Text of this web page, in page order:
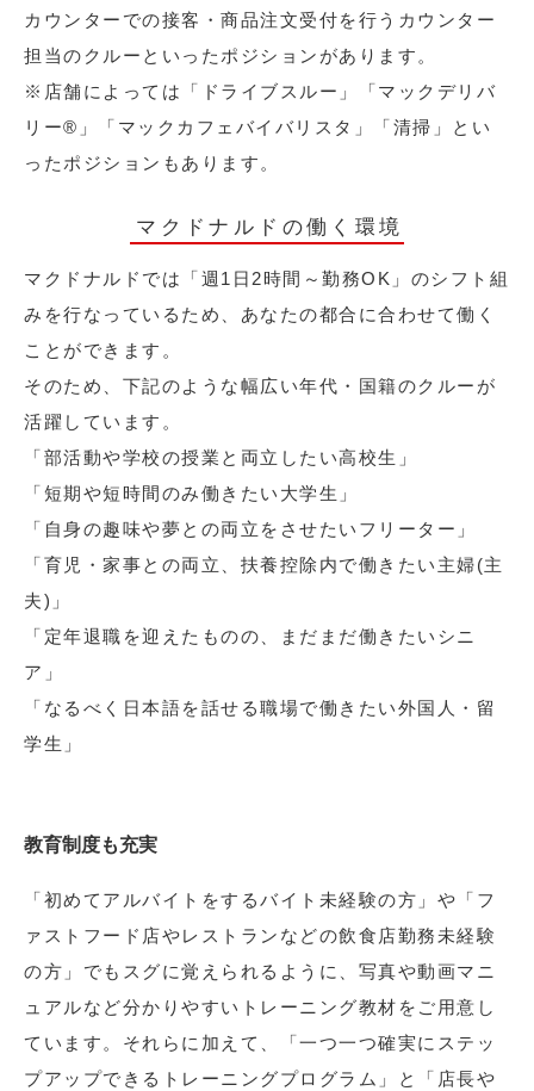
カウンターでの接客・商品注文受付を行うカウンター
担当のクルーといったポジションがあります。
※店舗によっては「ドライブスルー」「マックデリバ
リー®︎」「マックカフェバイバリスタ」「清掃」とい
ったポジションもあります。
マクドナルドの働く環境
マクドナルドでは「週1日2時間～勤務OK」のシフト組
みを行なっているため、あなたの都合に合わせて働く
ことができます。
そのため、下記のような幅広い年代・国籍のクルーが
活躍しています。
「部活動や学校の授業と両立したい高校生」
「短期や短時間のみ働きたい大学生」
「自身の趣味や夢との両立をさせたいフリーター」
「育児・家事との両立、扶養控除内で働きたい主婦(主
夫)」
「定年退職を迎えたものの、まだまだ働きたいシニ
ア」
「なるべく日本語を話せる職場で働きたい外国人・留
学生」
教育制度も充実
「初めてアルバイトをするバイト未経験の方」や「フ
ァストフード店やレストランなどの飲食店勤務未経験
の方」でもスグに覚えられるように、写真や動画マニ
ュアルなど分かりやすいトレーニング教材をご用意し
ています。それらに加えて、「一つ一つ確実にステッ
プアップできるトレーニングプログラム」と「店長や